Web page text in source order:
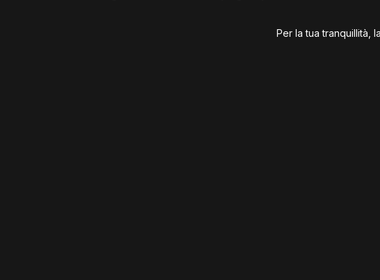
Per la tua tranquillità,